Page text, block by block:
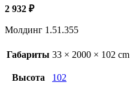
2 932 ₽
Молдинг 1.51.355
Габариты 33 × 2000 × 102 cm
Высота 102